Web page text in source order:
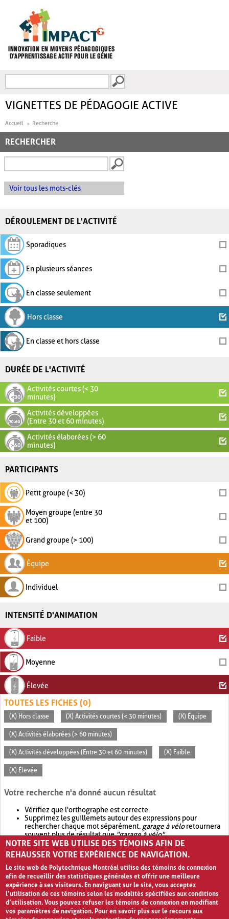
FORMULAIRE DE
VIGNETTES DE PÉDAGOGIE ACTIVE
Accueil Recherche
RECHERCHER
Voir tous les mots-clés
DÉROULEMENT DE L'ACTIVITÉ
Sporadiques
En plusieurs séances
En classe seulement
Hors classe
En classe et hors classe
DURÉE DE L'ACTIVITÉ
Activités courtes (< 30
minutes)
Activités développées
(Entre 30 et 60 minutes)
Activités élaborées (> 60
minutes)
PARTICIPANTS
Petit groupe (< 30)
Moyen groupe (entre 30
et 100)
Grand groupe (> 100)
Équipe
Individuel
INTENSITÉ D'ANIMATION
Faible
Moyenne
Élevée
TOUTES LES FICHES (0)
(X) Hors classe (X) Activités courtes (< 30 minutes) (X) Équipe
(X) Activités élaborées (> 60 minutes)
(X) Activités développées (Entre 30 et 60 minutes) (X) Faible
(X) Élevée
Votre recherche n'a donné aucun résultat
Vérifiez que l'orthographe est correcte.
Supprimez les guillemets autour des expressions pour
rechercher chaque mot séparément. garage à véloretournera
souvent plus de résultat que"garage à vélo".
Envisagez d'élargir votre recherche avec OR.garage OR vélo
retournera souvent plus de résultat quegarage à vélo
NOTRE SITE WEB UTILISE DES TÉMOINS AFIN DE
REHAUSSER VOTRE EXPÉRIENCE DE NAVIGATION.
Le site web de Polytechnique Montréal utilise des témoins de connexion
afin de recueillir des statistiques générales et offrir une meilleure
expérience à ses visiteurs. En naviguant sur le site, vous acceptez
l’utilisation de ces témoins selon les modalités spécifiées aux conditions
d’utilisation. Vous pouvez refuser les témoins de connexion en modifiant
vos paramètres de navigation. Pour en savoir plus sur le recours aux